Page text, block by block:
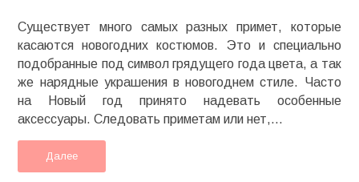
Существует много самых разных примет, которые
касаются новогодних костюмов. Это и специально
подобранные под символ грядущего года цвета, а так
же нарядные украшения в новогоднем стиле. Часто
на Новый год принято надевать особенные
аксессуары. Следовать приметам или нет,...
Далее